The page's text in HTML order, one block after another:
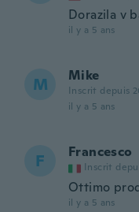
Dorazila v
il y a 5 ans
M Mike
Inscrit depuis
il y a 5 ans
F Francesco
Inscrit
Ottimo
il y a 5 ans